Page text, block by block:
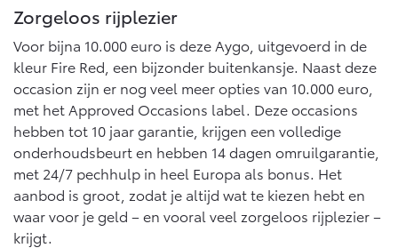
Zorgeloos rijplezier
Voor bijna 10.000 euro is deze Aygo, uitgevoerd in de
kleur Fire Red, een bijzonder buitenkansje. Naast deze
occasion zijn er nog veel meer opties van 10.000 euro,
met het Approved Occasions label. Deze occasions
hebben tot 10 jaar garantie, krijgen een volledige
onderhoudsbeurt en hebben 14 dagen omruilgarantie,
met 24/7 pechhulp in heel Europa als bonus. Het
aanbod is groot, zodat je altijd wat te kiezen hebt en
waar voor je geld – en vooral veel zorgeloos rijplezier –
krijgt.